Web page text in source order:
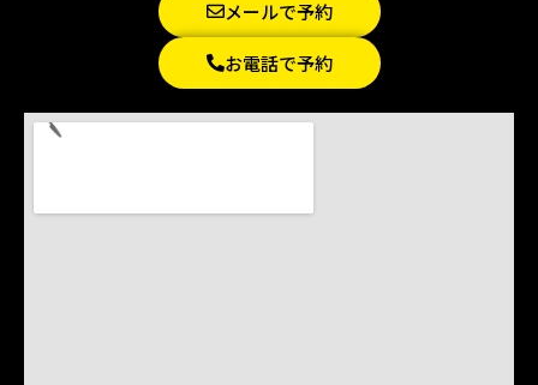
メールで予約
お電話で予約